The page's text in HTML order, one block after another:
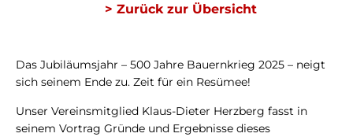
> Zurück zur Übersicht
Das Jubiläumsjahr – 500 Jahre Bauernkrieg 2025 – neigt
sich seinem Ende zu. Zeit für ein Resümee!
Unser Vereinsmitglied Klaus-Dieter Herzberg fasst in
seinem Vortrag Gründe und Ergebnisse dieses